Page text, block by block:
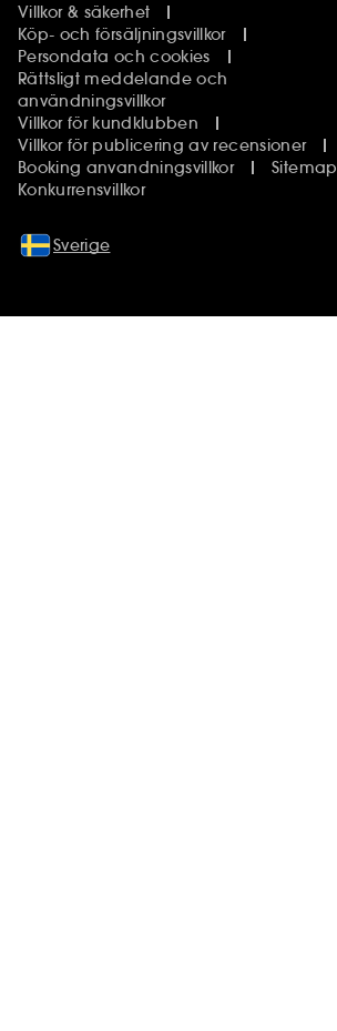
Villkor & säkerhet
Köp- och försäljningsvillkor
Persondata och cookies
Rättsligt meddelande och
användningsvillkor
Villkor för kundklubben
Villkor för publicering av recensioner
Booking anvandningsvillkor
Sitemap
Konkurrensvillkor
Sverige